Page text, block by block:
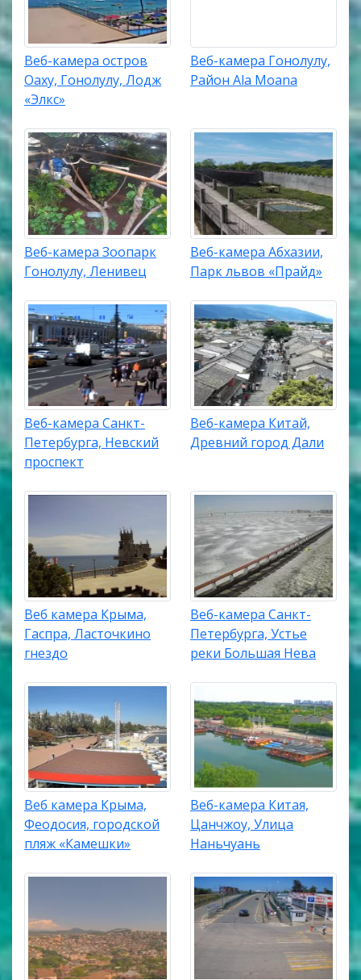
Веб-камера остров
Оаху, Гонолулу, Лодж
«Элкс»
Веб-камера Гонолулу,
Район Ala Moana
Веб-камера Зоопарк
Гонолулу, Ленивец
Веб-камера Абхазии,
Парк львов «Прайд»
Веб-камера Санкт-
Петербурга, Невский
проспект
Веб-камера Китай,
Древний город Дали
Веб камера Крыма,
Гаспра, Ласточкино
гнездо
Веб-камера Санкт-
Петербурга, Устье
реки Большая Нева
Веб камера Крыма,
Феодосия, городской
пляж «Камешки»
Веб-камера Китая,
Цанчжоу, Улица
Наньчуань